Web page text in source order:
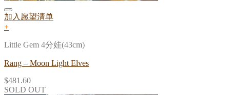
加入愿望清单
+
Little Gem 4分娃(43cm)
Rang – Moon Light Elves
$481.60
SOLD OUT